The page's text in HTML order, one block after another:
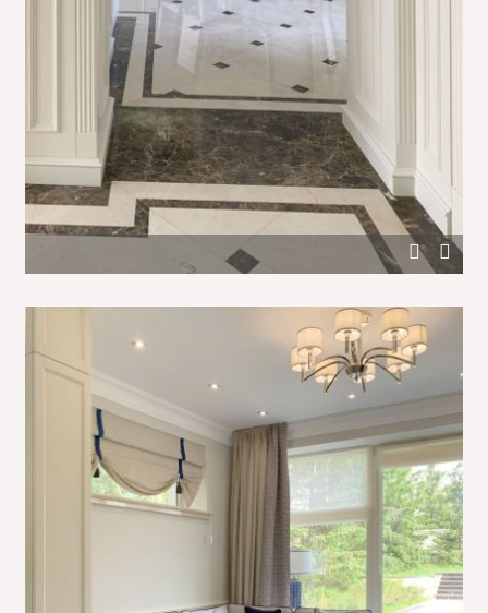
Отделка деревянными панелями холла